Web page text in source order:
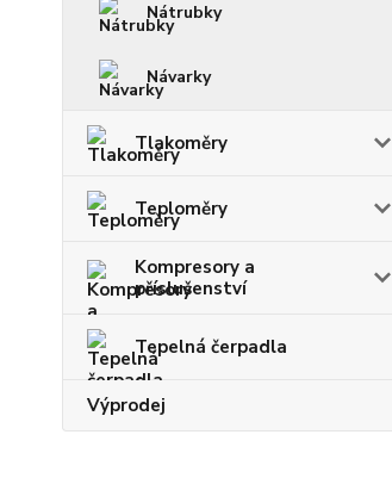
Nátrubky
Návarky
Tlakoměry
Teploměry
Kompresory a
příslušenství
Tepelná čerpadla
Výprodej